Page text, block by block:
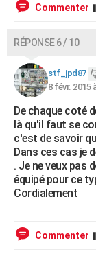
Commenter
RÉPONSE 6 / 10
stf_jpd87
8 févr. 2015
De chaque coté
là qu'il faut se
c'est de savoir
Dans ces cas je
. Je ne veux pas
équipé pour ce
Cordialement
Commenter